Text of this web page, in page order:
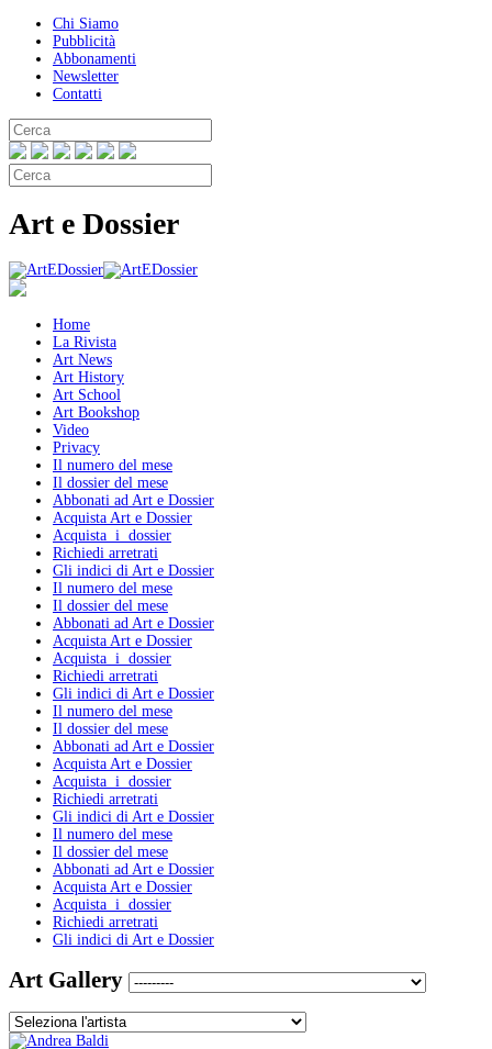
Chi Siamo
Pubblicità
Abbonamenti
Newsletter
Contatti
Art e Dossier
Home
La Rivista
Art News
Art History
Art School
Art Bookshop
Video
Privacy
Il numero del mese
Il dossier del mese
Abbonati ad Art e Dossier
Acquista Art e Dossier
Acquista i dossier
Richiedi arretrati
Gli indici di Art e Dossier
Il numero del mese
Il dossier del mese
Abbonati ad Art e Dossier
Acquista Art e Dossier
Acquista i dossier
Richiedi arretrati
Gli indici di Art e Dossier
Il numero del mese
Il dossier del mese
Abbonati ad Art e Dossier
Acquista Art e Dossier
Acquista i dossier
Richiedi arretrati
Gli indici di Art e Dossier
Il numero del mese
Il dossier del mese
Abbonati ad Art e Dossier
Acquista Art e Dossier
Acquista i dossier
Richiedi arretrati
Gli indici di Art e Dossier
Art Gallery